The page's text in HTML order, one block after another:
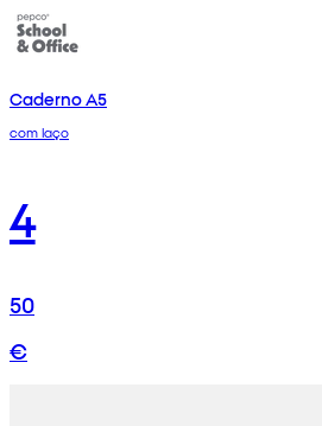
Caderno A5
com laço
4
50
€